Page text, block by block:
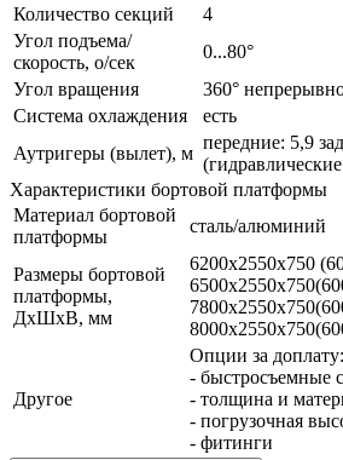
Количество секций
4
Угол подъема/
скорость, о/сек
0...80°
Угол вращения
360°
Система охлаждения
есть
Аутригеры (вылет), м
передние: 5,9
Характеристики бортовой платформы
Материал бортовой
платформы
сталь/алюминий
Размеры бортовой
платформы,
ДхШхВ, мм
6200х2550х750
Другое
Опции за доплату:
- быстросъемные
- толщина и
- погрузочная
- фитинги